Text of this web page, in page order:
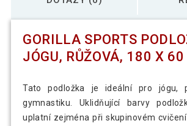
GORILLA SPORTS
JÓGU, RŮŽOVÁ, 180 X
Tato podložka je ideální pro jógu,
gymnastiku. Uklidňující barvy
uplatní zejména při skupinovém